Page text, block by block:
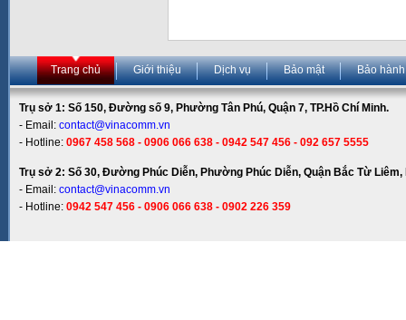
Trang chủ Giới thiệu Dịch vụ Bảo mật Bảo hành
Trụ sở 1: Số 150, Đường số 9, Phường Tân Phú, Quận 7, TP.Hồ Chí Minh.
- Email: contact@vinacomm.vn
- Hotline: 0967 458 568 - 0906 066 638 - 0942 547 456 - 092 657 5555
Trụ sở 2: Số 30, Đường Phúc Diễn, Phường Phúc Diễn, Quận Bắc Từ Liêm,
- Email: contact@vinacomm.vn
- Hotline: 0942 547 456 - 0906 066 638 - 0902 226 359